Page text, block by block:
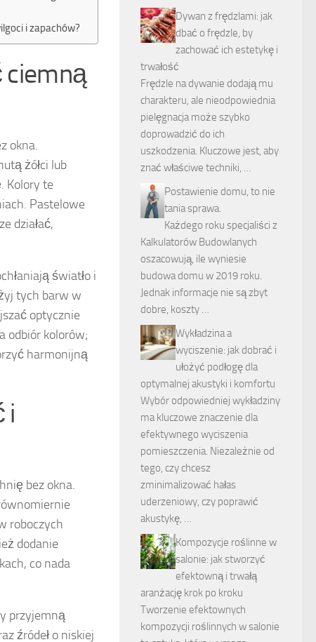
i zapachów?
ciemną
okna.
żółci lub
Kolory te
Pastelowe
działać,
światło i
tych barw w
optycznie
odbiór kolorów;
harmonijną
i
bez okna.
roboczych
dodanie
co nada
przyjemną
źródeł o niskiej
Dywan z frędzlami: jak
dbać o frędzle, by
zachować ich estetykę i
trwałość
Frędzle na dywanie dodają mu
charakteru, ale nieodpowiednia
pielęgnacja może szybko
doprowadzić do ich
uszkodzenia. Kluczowe jest, aby
znać właściwe techniki, …
Postawienie domu, to nie
tania sprawa.
Każdego roku specjaliści z
Kalkulatorów Budowlanych
oszacowują, ile wyniesie
budowa domu w 2019 roku.
Jednak informacje nie są zbyt
dobre, koszty …
Wykładzina a
wyciszenie: jak dobrać i
ułożyć podłogę dla
optymalnej akustyki i komfortu
Wybór odpowiedniej wykładziny
ma kluczowe znaczenie dla
efektywnego wyciszenia
pomieszczenia. Niezależnie od
tego, czy chcesz
zminimalizować hałas
uderzeniowy, czy poprawić
akustykę, …
Kompozycje roślinne w
salonie: jak stworzyć
efektowną i trwałą
aranżację krok po kroku
Tworzenie efektownych
kompozycji roślinnych w salonie